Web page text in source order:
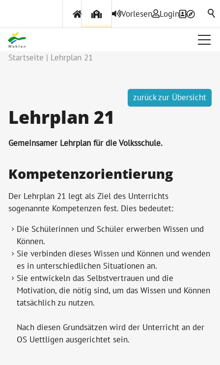
Login
Vorlesen
Startseite Lehrplan 21
zurück zur Übersicht
Lehrplan 21
Gemeinsamer Lehrplan für die Volksschule.
Kompetenzorientierung
Der Lehrplan 21 legt als Ziel des Unterrichts
sogenannte Kompetenzen fest. Dies bedeutet:
Die Schülerinnen und Schüler erwerben Wissen und
Können.
Sie verbinden dieses Wissen und Können und wenden
es in unterschiedlichen Situationen an.
Sie entwickeln das Selbstvertrauen und die
Motivation, die nötig sind, um das Wissen und Können
tatsächlich zu nutzen.
Nach diesen Grundsätzen wird der Unterricht an der
OS Uettligen ausgerichtet sein.